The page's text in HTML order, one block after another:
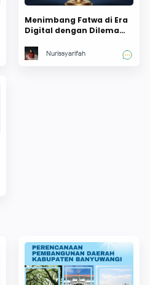
Menimbang Fatwa di Era
Digital dengan Dilema
Halal, dan Harapan
Ekonomi Umat
Nurissyarifah